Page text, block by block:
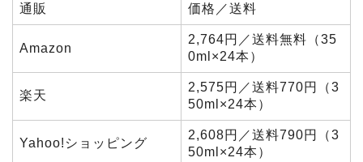
通販 価格／送料
Amazon
2,764円／送料無料（35
0ml×24本）
楽天
2,575円／送料770円（3
50ml×24本）
Yahoo!ショッピング
2,608円／送料790円（3
50ml×24本）